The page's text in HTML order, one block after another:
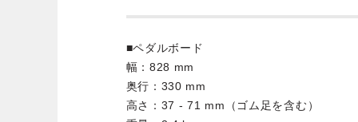
■ペダルボード
幅：828 mm
奥行：330 mm
高さ：37 - 71 mm（ゴム足を含む）